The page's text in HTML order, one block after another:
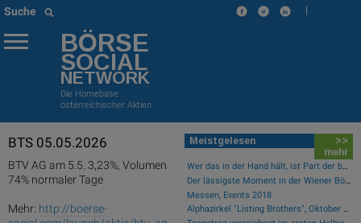
Suche |
BÖRSE
SOCIAL
NETWORK
Die Homebase
österreichischer Aktien
BTS 05.05.2026
BTV AG am 5.5. 3,23%, Volumen
74% normaler Tage
Mehr: http://boerse-
Meistgelesen
>>
mehr
Wer das in der Hand hält, ist Part der boersegeschichte.at
Der lässigste Moment in der Wiener Börsegeschichte
Messen, Events 2018
Alphazirkel "Listing Brothers", Oktober 2019, Säulenhalle Wiener Börse